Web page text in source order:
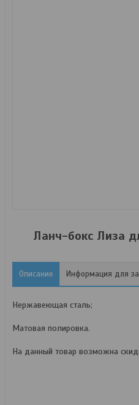
Ланч-бокс Лиза
Описание Информация для
Нержавеющая сталь;
Матовая полировка.
На данный товар возможна